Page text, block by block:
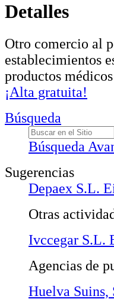
Detalles
Otro comercio al
establecimientos
productos
¡Alta gratuita!
Búsqueda
Búsqueda
Sugerencias
Depaex S.L.
Otras
Ivccegar S.L.
Agencias de
Huelva Suins,